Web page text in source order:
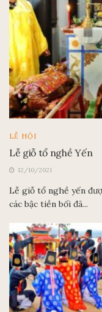
LỄ HỘI
Lễ giỗ tổ nghề Yến
12/10/2021
Lễ giỗ tổ nghề yến
các bậc tiền bối đã...